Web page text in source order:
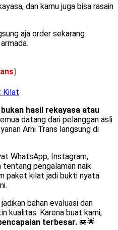
dan kamu juga bisa rasain
aja order sekarang
)
Kilat
bukan hasil rekayasa atau
datang dari pelanggan asli
Arni Trans langsung di
WhatsApp, Instagram,
tentang pengalaman naik
paket kilat jadi bukti nyata
bahan evaluasi dan
kualitas. Karena buat kami,
terbesar. 🚐🌟